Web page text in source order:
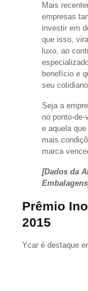
Mais
empresas
investir em
que isso,
luxo, ao
benefício e
seu
Seja a
no ponto-
e aquela
mais
marca
[Dados da
Prêmio
2015
Ycar é destaque